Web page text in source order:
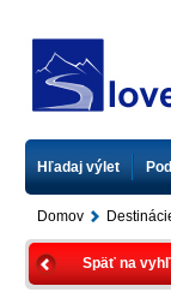
Hľadaj výlet
Domov
Späť na